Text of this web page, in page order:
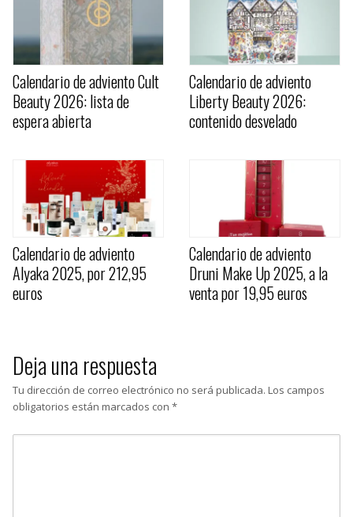
Calendario de adviento Cult
Beauty 2026: lista de
espera abierta
Calendario de adviento
Liberty Beauty 2026:
contenido desvelado
Calendario de adviento
Alyaka 2025, por 212,95
euros
Calendario de adviento
Druni Make Up 2025, a la
venta por 19,95 euros
Deja una respuesta
Tu dirección de correo electrónico no será publicada. Los campos
obligatorios están marcados con *